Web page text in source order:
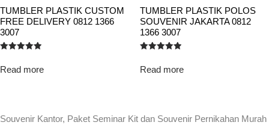
TUMBLER PLASTIK CUSTOM
FREE DELIVERY 0812 1366
3007
5.00
out of 5
Read more
TUMBLER PLASTIK POLOS
SOUVENIR JAKARTA 0812
1366 3007
5.00
out of 5
Read more
Souvenir Kantor, Paket Seminar Kit dan Souvenir Pernikahan Murah